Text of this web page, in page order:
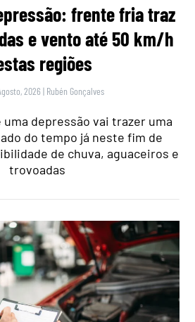
frente fria traz
e vento até 50 km/h
regiões
2026 | Rubén Gonçalves
uma depressão vai trazer uma
do tempo já neste fim de
de chuva, aguaceiros e
trovoadas